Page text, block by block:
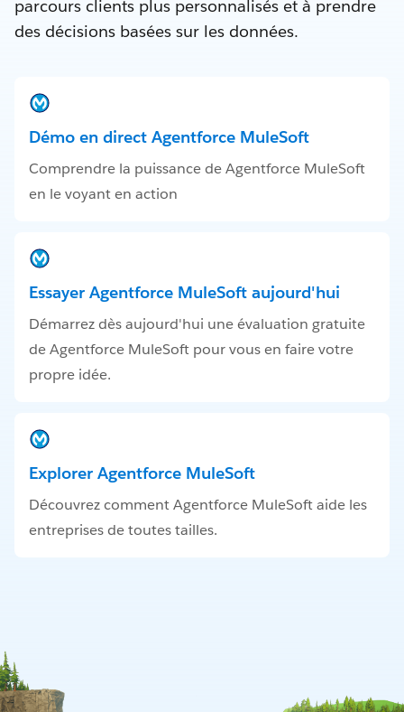
parcours clients plus personnalisés et à prendre
des décisions basées sur les données.
Démo en direct Agentforce MuleSoft
Comprendre la puissance de Agentforce MuleSoft
en le voyant en action
Essayer Agentforce MuleSoft aujourd'hui
Démarrez dès aujourd'hui une évaluation gratuite
de Agentforce MuleSoft pour vous en faire votre
propre idée.
Explorer Agentforce MuleSoft
Découvrez comment Agentforce MuleSoft aide les
entreprises de toutes tailles.